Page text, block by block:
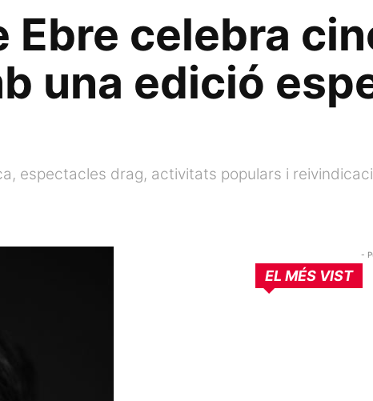
Fila
Ebre celebra
una edició
espectacles drag, activitats populars i
-
EL MÉS VIST